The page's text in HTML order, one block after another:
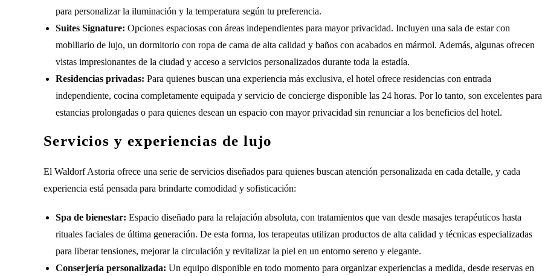
para personalizar la iluminación y la temperatura según tu preferencia.
Suites Signature: Opciones espaciosas con áreas independientes para mayor privacidad. Incluyen una sala de estar con
mobiliario de lujo, un dormitorio con ropa de cama de alta calidad y baños con acabados en mármol. Además, algunas ofrecen
vistas impresionantes de la ciudad y acceso a servicios personalizados durante toda la estadía.
Residencias privadas: Para quienes buscan una experiencia más exclusiva, el hotel ofrece residencias con entrada
independiente, cocina completamente equipada y servicio de concierge disponible las 24 horas. Por lo tanto, son excelentes para
estancias prolongadas o para quienes desean un espacio con mayor privacidad sin renunciar a los beneficios del hotel.
Servicios y experiencias de lujo
El Waldorf Astoria ofrece una serie de servicios diseñados para quienes buscan atención personalizada en cada detalle, y cada
experiencia está pensada para brindarte comodidad y sofisticación:
Spa de bienestar: Espacio diseñado para la relajación absoluta, con tratamientos que van desde masajes terapéuticos hasta
rituales faciales de última generación. De esta forma, los terapeutas utilizan productos de alta calidad y técnicas especializadas
para liberar tensiones, mejorar la circulación y revitalizar la piel en un entorno sereno y elegante.
Conserjería personalizada: Un equipo disponible en todo momento para organizar experiencias a medida, desde reservas en